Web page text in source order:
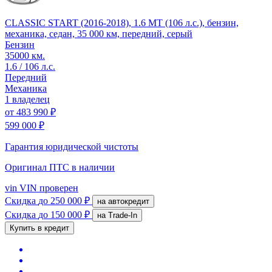
CLASSIC START (2016-2018), 1.6 MT (106 л.с.), бензин,
механика, седан, 35 000 км, передний, серый
Бензин
35000 км.
1.6 / 106 л.с.
Передний
Механика
1 владелец
от 483 990 ₽
599 000 ₽
Гарантия юридической чистоты
Оригинал ПТС в наличии
vin VIN проверен
Скидка до 250 000 ₽ на автокредит
Скидка до 150 000 ₽
на Trade-In
Купить в кредит